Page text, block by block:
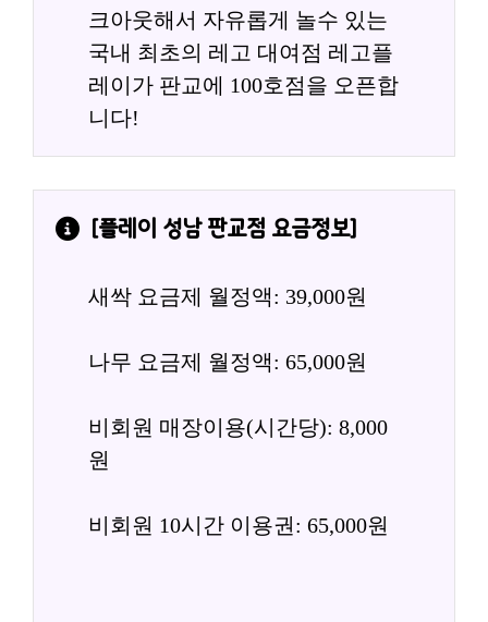
크아웃해서 자유롭게 놀수 있는
국내 최초의 레고 대여점 레고플
레이가 판교에 100호점을 오픈합
니다!
[플레이 성남 판교점 요금정보]
새싹 요금제 월정액: 39,000원
나무 요금제 월정액: 65,000원
비회원 매장이용(시간당): 8,000
원
비회원 10시간 이용권: 65,000원